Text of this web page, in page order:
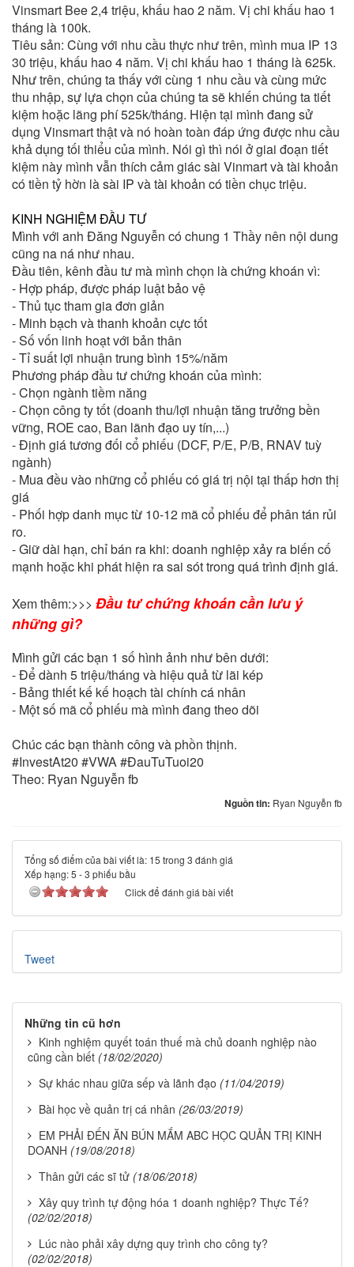
Vinsmart Bee 2,4 triệu, khấu hao 2 năm. Vị chi khấu hao 1
tháng là 100k.
Tiêu sản: Cùng với nhu cầu thực như trên, mình mua IP 13
30 triệu, khấu hao 4 năm. Vị chi khấu hao 1 tháng là 625k.
Như trên, chúng ta thấy với cùng 1 nhu cầu và cùng mức
thu nhập, sự lựa chọn của chúng ta sẽ khiến chúng ta tiết
kiệm hoặc lãng phí 525k/tháng. Hiện tại mình đang sử
dụng Vinsmart thật và nó hoàn toàn đáp ứng được nhu cầu
khả dụng tối thiểu của mình. Nói gì thì nói ở giai đoạn tiết
kiệm này mình vẫn thích cảm giác sài Vinmart và tài khoản
có tiền tỷ hờn là sài IP và tài khoản có tiền chục triệu.
KINH NGHIỆM ĐẦU TƯ
Mình với anh Đăng Nguyễn có chung 1 Thầy nên nội dung
cũng na ná như nhau.
Đầu tiên, kênh đầu tư mà mình chọn là chứng khoán vì:
- Hợp pháp, được pháp luật bảo vệ
- Thủ tục tham gia đơn giản
- Minh bạch và thanh khoản cực tốt
- Số vốn linh hoạt với bản thân
- Tỉ suất lợi nhuận trung bình 15%/năm
Phương pháp đầu tư chứng khoán của mình:
- Chọn ngành tiềm năng
- Chọn công ty tốt (doanh thu/lợi nhuận tăng trưởng bền
vững, ROE cao, Ban lãnh đạo uy tín,...)
- Định giá tương đối cổ phiếu (DCF, P/E, P/B, RNAV tuỳ
ngành)
- Mua đều vào những cổ phiếu có giá trị nội tại thấp hơn thị
giá
- Phối hợp danh mục từ 10-12 mã cổ phiếu để phân tán rủi
ro.
- Giữ dài hạn, chỉ bán ra khi: doanh nghiệp xảy ra biến cố
mạnh hoặc khi phát hiện ra sai sót trong quá trình định giá.
Xem thêm:>>> Đầu tư chứng khoán cần lưu ý
những gì?
Mình gửi các bạn 1 số hình ảnh như bên dưới:
- Để dành 5 triệu/tháng và hiệu quả từ lãi kép
- Bảng thiết kế kế hoạch tài chính cá nhân
- Một số mã cổ phiếu mà mình đang theo dõi
Chúc các bạn thành công và phồn thịnh.
#InvestAt20 #VWA #ĐauTuTuoi20
Theo: Ryan Nguyễn fb
Nguồn tin: Ryan Nguyễn fb
Tổng số điểm của bài viết là: 15 trong 3 đánh giá
Xếp hạng:5 -3 phiếu bầu
Click để đánh giá bài viết
Tweet
Những tin cũ hơn
Kinh nghiệm quyết toán thuế mà chủ doanh nghiệp nào
cũng cần biết (18/02/2020)
Sự khác nhau giữa sếp và lãnh đạo (11/04/2019)
Bài học về quản trị cá nhân (26/03/2019)
EM PHẢI ĐẾN ĂN BÚN MẮM ABC HỌC QUẢN TRỊ KINH
DOANH (19/08/2018)
Thân gửi các sĩ tử (18/06/2018)
Xây quy trình tự động hóa 1 doanh nghiệp? Thực Tế?
(02/02/2018)
Lúc nào phải xây dựng quy trình cho công ty?
(02/02/2018)